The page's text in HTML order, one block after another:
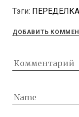
Тэги: ПЕРЕДЕЛКА
ДОБАВИТЬ